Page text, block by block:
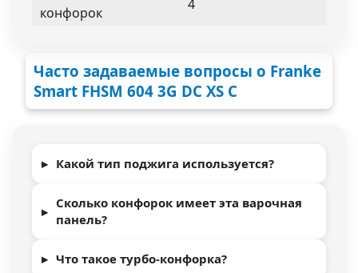
конфорок
4
Часто задаваемые вопросы о Franke
Smart FHSM 604 3G DC XS C
Какой тип поджига используется?
Сколько конфорок имеет эта варочная
панель?
Что такое турбо-конфорка?